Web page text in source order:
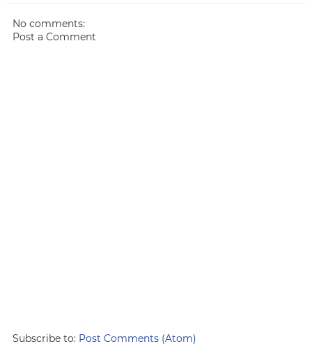
No comments:
Post a Comment
Subscribe to: Post Comments (Atom)